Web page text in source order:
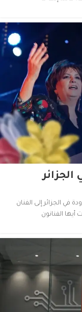
الجزائر
في الجزائر إلى الفنان
أيها الفنانون